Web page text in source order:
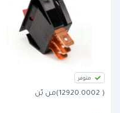
متوفر
( 12920.0002)من بّن